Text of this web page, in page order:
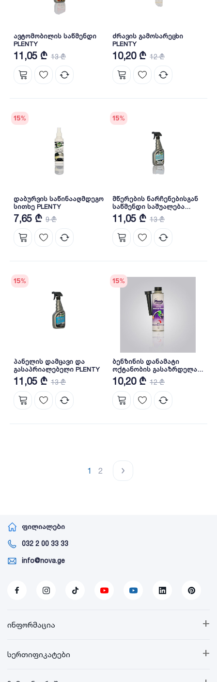
ავტომობილის საწმენდი
PLENTY
11,05 ₾ 13 ₾
ძრავის გამოსარეცხი
PLENTY
10,20 ₾ 12 ₾
15%
დაბურვის საწინააღმდეგო
სითხე PLENTY
7,65 ₾ 9 ₾
15%
მწერების ნარჩენებისგან
საწმენდი საშუალება
PLENTY
11,05 ₾ 13 ₾
15%
პანელის დამცავი და
გასაპრიალებელი PLENTY
11,05 ₾ 13 ₾
15%
ბენზინის დანამატი
ოქტანობის გასაზრდელად
PLENTY
10,20 ₾ 12 ₾
1 2
ფილიალები
032 2 00 33 33
info@nova.ge
+
ინფორმაცია
+
სერთიფიკატები